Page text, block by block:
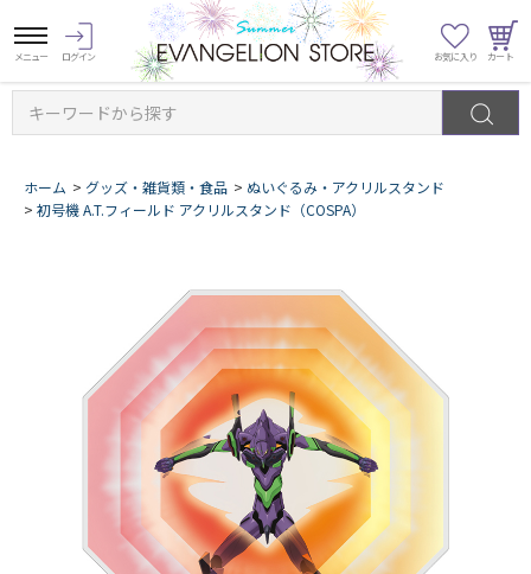
キーワードから探す
ホーム > グッズ・雑貨類・食品 > ぬいぐるみ・アクリルスタンド
> 初号機 A.T.フィールド アクリルスタンド（COSPA）